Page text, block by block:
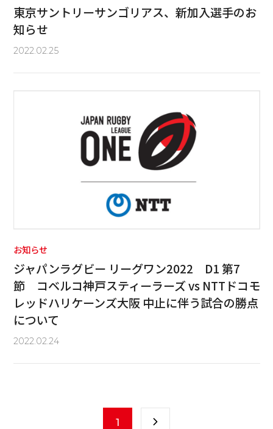
東京サントリーサンゴリアス、新加入選手のお
知らせ
2022.02.25
お知らせ
ジャパンラグビー リーグワン2022 D1 第7
節 コベルコ神戸スティーラーズ vs NTTドコモ
レッドハリケーンズ大阪 中止に伴う試合の勝点
について
2022.02.24
1